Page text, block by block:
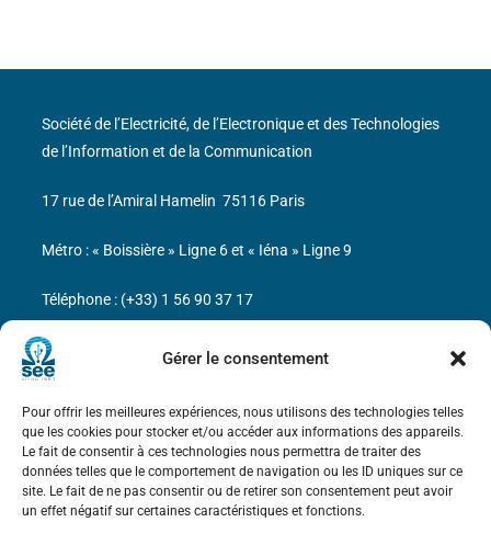
Gérer le consentement
Pour offrir les meilleures expériences, nous utilisons des technologies telles
que les cookies pour stocker et/ou accéder aux informations des appareils.
Le fait de consentir à ces technologies nous permettra de traiter des
données telles que le comportement de navigation ou les ID uniques sur ce
site. Le fait de ne pas consentir ou de retirer son consentement peut avoir
un effet négatif sur certaines caractéristiques et fonctions.
Bicentenaire des découvertes d’André-
Marie Ampère
Mentions légales
Société de l’Electricité, de l’Electronique et des Technologies
de l’Information et de la Communication
17 rue de l’Amiral Hamelin 75116 Paris
Métro : « Boissière » Ligne 6 et « Iéna » Ligne 9
Téléphone : (+33) 1 56 90 37 17
N° de SIREN : 785 393 232, Code APE : 9412Z TVA intra-
communautaire : FR44 785 393 232